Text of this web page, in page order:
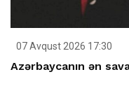
07 Avqust 2026 17:30
Azərbaycanın ən